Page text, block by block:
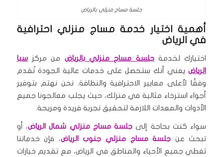
جلسة مساج منزلي بالرياض
أهمية اختيار خدمة مساج منزلي احترافية
في الرياض
اختيارك لخدمةجلسة مساج منزلي بالرياض من مركزسبا
الرياضيعني أنك ستحصل على خدمات عالية الجودة تُقدم
وفقًا لأعلى معايير الاحترافية والنظافة. نحن نهتم بتوفير
أجواء استرخاء مثالية في منزلك، حيث يجلب معالجونا جميع
الأدوات والمعدات اللازمة لتحقيق تجربة فريدة ومريحة.
سواء كنت بحاجة إلى جلسة مساج منزلي شمال الرياض، أو
تبحث عن جلسة مساج منزلي جنوب الرياض، فإن خدماتنا
تغطي جميع الأحياء والمناطق في الرياض، مع تقديم خيارات